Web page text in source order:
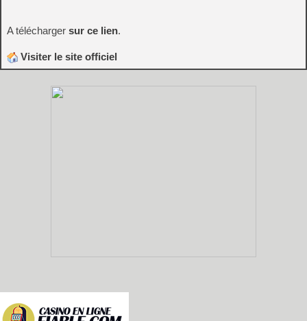
A télécharger sur ce lien.
Visiter le site officiel